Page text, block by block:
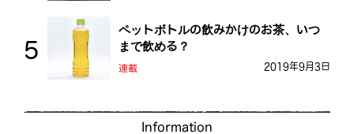
ペットボトルの飲みかけのお茶、いつ
まで飲める？
連載 2019年9月3日
Information